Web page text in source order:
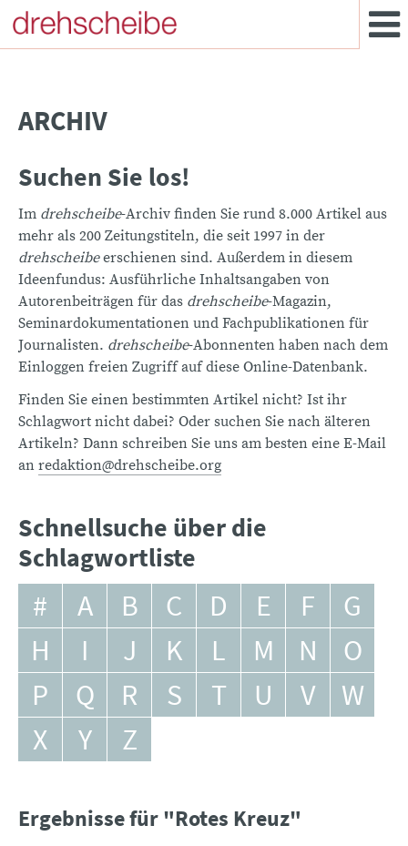
ARCHIV
Suchen Sie los!
Im drehscheibe-Archiv finden Sie rund 8.000 Artikel aus
mehr als 200 Zeitungstiteln, die seit 1997 in der
drehscheibeerschienen sind. Außerdem in diesem
Ideenfundus: Ausführliche Inhaltsangaben von
Autorenbeiträgen für das drehscheibe-Magazin,
Seminardokumentationen und Fachpublikationen für
Journalisten. drehscheibe-Abonnenten haben nach dem
Einloggen freien Zugriff auf diese Online-Datenbank.
Finden Sie einen bestimmten Artikel nicht? Ist ihr
Schlagwort nicht dabei? Oder suchen Sie nach älteren
Artikeln? Dann schreiben Sie uns am besten eine E-Mail
an redaktion@drehscheibe.org
Schnellsuche über die
Schlagwortliste
# A B C D E F
G
H
I J K L M N
O
P
Q R S T U V
W
X
Y Z
Ergebnisse für "Rotes Kreuz"